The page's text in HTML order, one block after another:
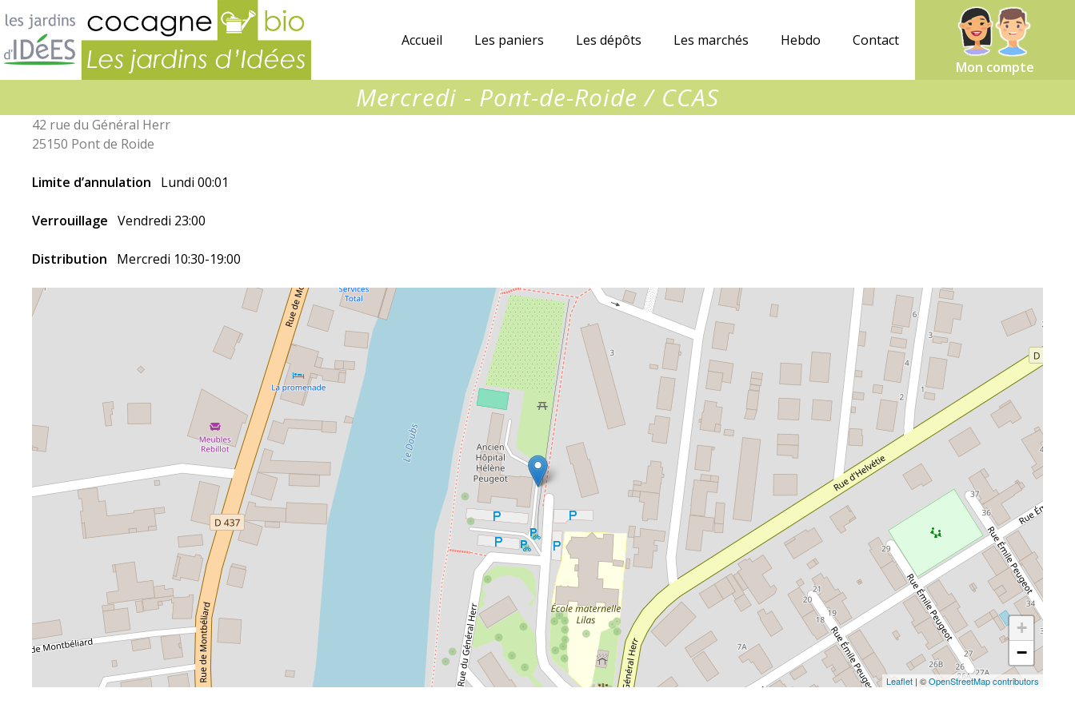
Accueil Les paniers Les dépôts Les marchés Hebdo
Contact
Mon compte
Mercredi - Pont-de-Roide / CCAS
42 rue du Général Herr
25150 Pont de Roide
Limite d’annulation Lundi 00:01
Verrouillage Vendredi 23:00
Distribution Mercredi 10:30-19:00
+
−
Leaflet | ©OpenStreetMap contributors